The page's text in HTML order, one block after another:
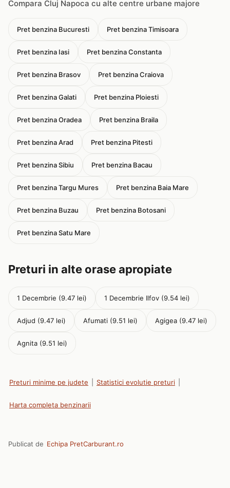
Compara Cluj Napoca cu alte centre urbane majore
Pret benzina Bucuresti Pret benzina Timisoara
Pret benzina Iasi Pret benzina Constanta
Pret benzina Brasov Pret benzina Craiova
Pret benzina Galati Pret benzina Ploiesti
Pret benzina Oradea Pret benzina Braila
Pret benzina Arad Pret benzina Pitesti
Pret benzina Sibiu Pret benzina Bacau
Pret benzina Targu Mures Pret benzina Baia Mare
Pret benzina Buzau Pret benzina Botosani
Pret benzina Satu Mare
Preturi in alte orase apropiate
1 Decembrie (9.47 lei) 1 Decembrie Ilfov (9.54 lei)
Adjud (9.47 lei) Afumati (9.51 lei) Agigea (9.47 lei)
Agnita (9.51 lei)
Preturi minime pe judete Statistici evolutie preturi
Harta completa benzinarii
Publicat de Echipa PretCarburant.ro